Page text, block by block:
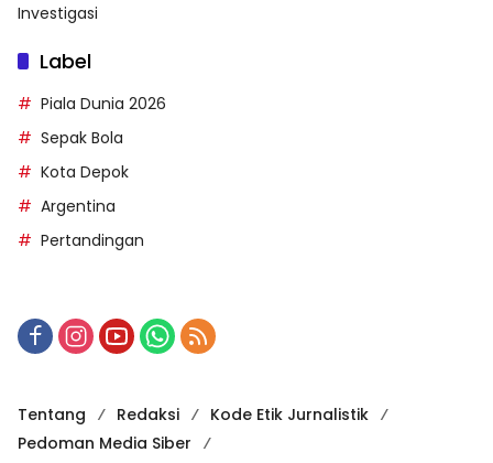
Investigasi
Label
Piala Dunia 2026
Sepak Bola
Kota Depok
Argentina
Pertandingan
Tentang Redaksi
Kode Etik Jurnalistik
Pedoman Media Siber